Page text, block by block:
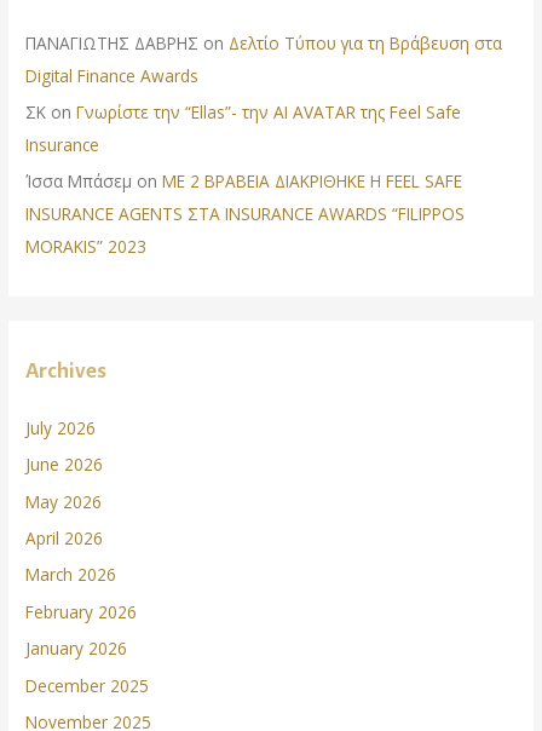
ΠΑΝΑΓΙΩΤΗΣ ΔΑΒΡΗΣ on Δελτίο Τύπου για τη Βράβευση στα
Digital Finance Awards
ΣΚ onΓνωρίστε την “Ellas”- την AI AVATAR της Feel Safe
Insurance
Ίσσα Μπάσεμ onΜΕ 2 ΒΡΑΒΕΙΑ ΔΙΑΚΡΙΘΗΚΕ Η FEEL SAFE
INSURANCE AGENTS ΣΤΑ INSURANCE AWARDS “FILIPPOS
MORAKIS” 2023
Archives
July 2026
June 2026
May 2026
April 2026
March 2026
February 2026
January 2026
December 2025
November 2025